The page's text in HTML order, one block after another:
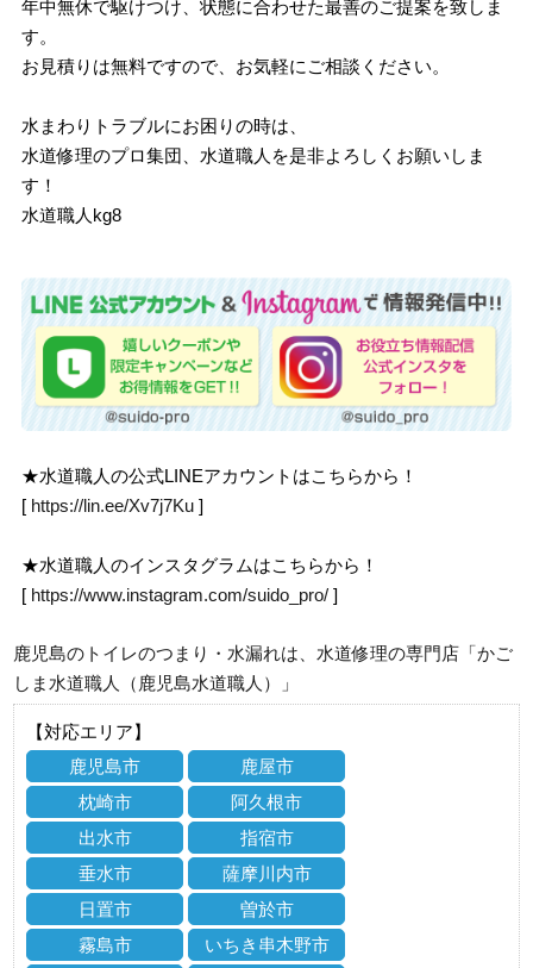
年中無休で駆けつけ、状態に合わせた最善のご提案を致しま
す。
お見積りは無料ですので、お気軽にご相談ください。
水まわりトラブルにお困りの時は、
水道修理のプロ集団、水道職人を是非よろしくお願いしま
す！
水道職人kg8
★水道職人の公式LINEアカウントはこちらから！
[ https://lin.ee/Xv7j7Ku ]
★水道職人のインスタグラムはこちらから！
[ https://www.instagram.com/suido_pro/ ]
鹿児島のトイレのつまり・水漏れは、水道修理の専門店「かご
しま水道職人（鹿児島水道職人）」
【対応エリア】
鹿児島市
鹿屋市
枕崎市
阿久根市
出水市
指宿市
垂水市
薩摩川内市
日置市
曽於市
霧島市
いちき串木野市